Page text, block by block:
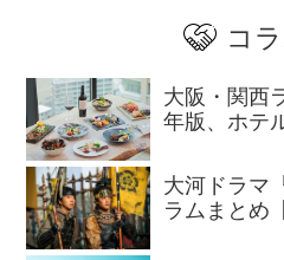
コ
大阪・関西
年版、ホテ
大河ドラマ
ラムまとめ